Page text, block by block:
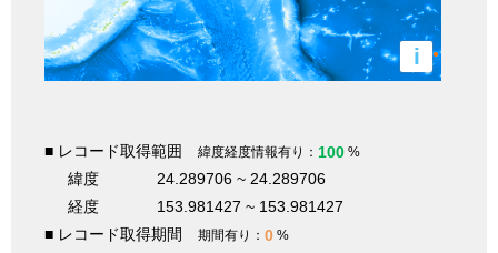
i
■ レコード取得範囲 緯度経度情報有り： 100 %
緯度
24.289706 ~ 24.289706
経度
153.981427 ~ 153.981427
■ レコード取得期間
期間有り： 0 %